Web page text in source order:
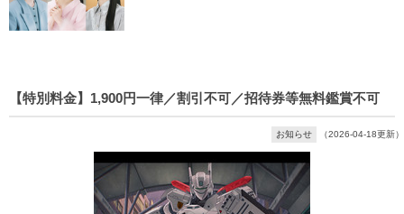
【特別料金】1,900円一律／割引不可／招待券等無料鑑賞不可
お知らせ （2026-04-18更新）